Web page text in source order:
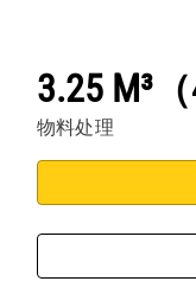
3.25 M³（
物料处理